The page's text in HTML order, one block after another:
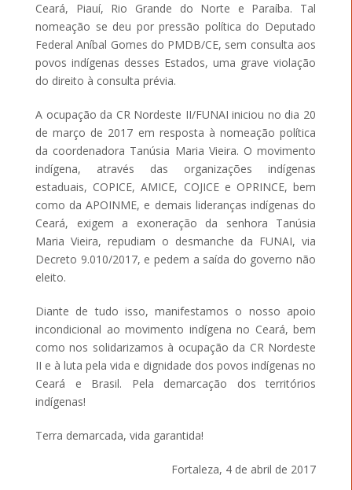
Ceará, Piauí, Rio Grande do Norte e Paraíba. Tal
nomeação se deu por pressão política do Deputado
Federal Aníbal Gomes do PMDB/CE, sem consulta aos
povos indígenas desses Estados, uma grave violação
do direito à consulta prévia.
A ocupação da CR Nordeste II/FUNAI iniciou no dia 20
de março de 2017 em resposta à nomeação política
da coordenadora Tanúsia Maria Vieira. O movimento
indígena, através das organizações indígenas
estaduais, COPICE, AMICE, COJICE e OPRINCE, bem
como da APOINME, e demais lideranças indígenas do
Ceará, exigem a exoneração da senhora Tanúsia
Maria Vieira, repudiam o desmanche da FUNAI, via
Decreto 9.010/2017, e pedem a saída do governo não
eleito.
Diante de tudo isso, manifestamos o nosso apoio
incondicional ao movimento indígena no Ceará, bem
como nos solidarizamos à ocupação da CR Nordeste
II e à luta pela vida e dignidade dos povos indígenas no
Ceará e Brasil. Pela demarcação dos territórios
indígenas!
Terra demarcada, vida garantida!
Fortaleza, 4 de abril de 2017